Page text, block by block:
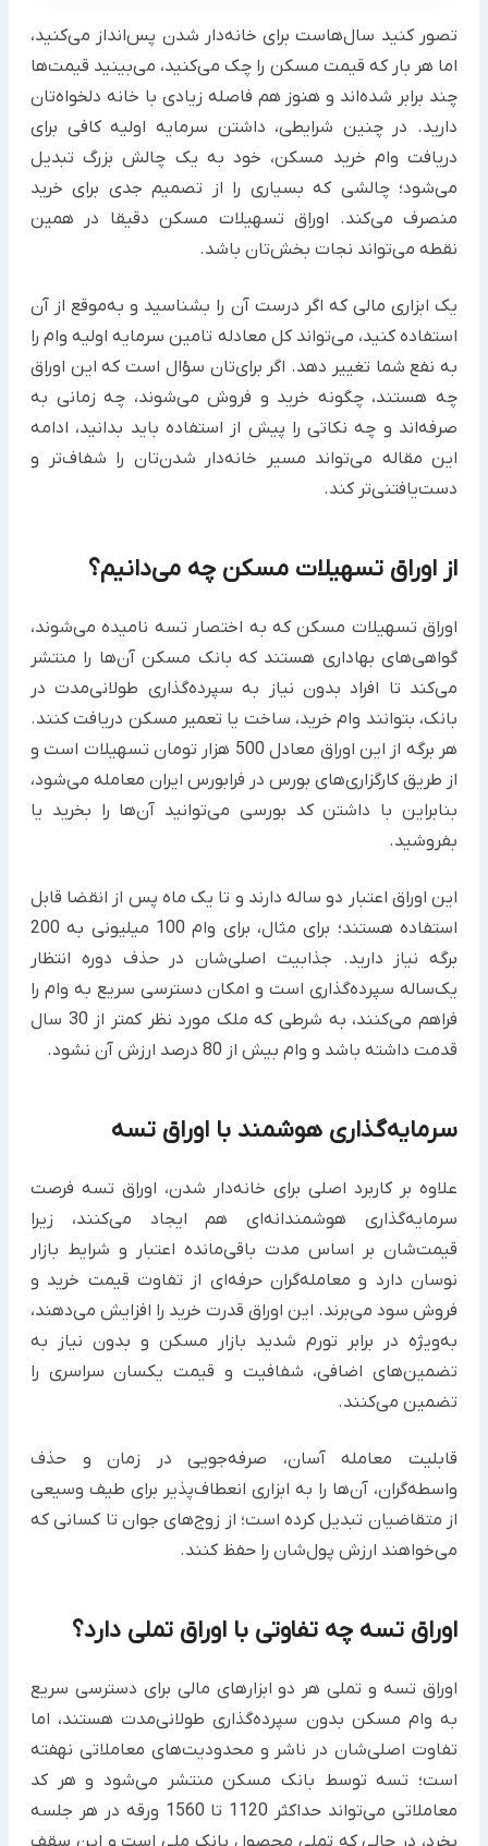
تصور کنید سال‌هاست برای خانه‌دار شدن پس‌انداز می‌کنید،
اما هر بار که قیمت مسکن را چک می‌کنید، می‌بینید قیمت‌ها
چند برابر شده‌اند و هنوز هم فاصله زیادی با خانه دلخواه‌تان
دارید. در چنین شرایطی، داشتن سرمایه اولیه کافی برای
دریافت وام خرید مسکن، خود به یک چالش بزرگ تبدیل
می‌شود؛ چالشی که بسیاری را از تصمیم جدی برای خرید
منصرف می‌کند. اوراق تسهیلات مسکن دقیقا در همین
نقطه می‌تواند نجات بخش‌تان باشد.
یک ابزاری مالی که اگر درست آن را بشناسید و به‌موقع از آن
استفاده کنید، می‌تواند کل معادله تامین سرمایه اولیه وام را
به نفع شما تغییر دهد. اگر برای‌تان سؤال است که این اوراق
چه هستند، چگونه خرید و فروش می‌شوند، چه زمانی به
صرفه‌اند و چه نکاتی را پیش از استفاده باید بدانید، ادامه
این مقاله می‌تواند مسیر خانه‌دار شدن‌تان را شفاف‌تر و
دست‌یافتنی‌تر کند.
از اوراق تسهیلات مسکن چه می‌دانیم؟
اوراق تسهیلات مسکن که به اختصار تسه نامیده می‌شوند،
گواهی‌های بهاداری هستند که بانک مسکن آن‌ها را منتشر
می‌کند تا افراد بدون نیاز به سپرده‌گذاری طولانی‌مدت در
بانک، بتوانند وام خرید، ساخت یا تعمیر مسکن دریافت کنند.
هر برگه از این اوراق معادل 500 هزار تومان تسهیلات است و
از طریق کارگزاری‌های بورس در فرابورس ایران معامله می‌شود،
بنابراین با داشتن کد بورسی می‌توانید آن‌ها را بخرید یا
بفروشید.
این اوراق اعتبار دو ساله دارند و تا یک ماه پس از انقضا قابل
استفاده هستند؛ برای مثال، برای وام 100 میلیونی به 200
برگه نیاز دارید. جذابیت اصلی‌شان در حذف دوره انتظار
یک‌ساله سپرده‌گذاری است و امکان دسترسی سریع به وام را
فراهم می‌کنند، به شرطی که ملک مورد نظر کمتر از 30 سال
قدمت داشته باشد و وام بیش از 80 درصد ارزش آن نشود.​
سرمایه‌گذاری هوشمند با اوراق تسه
علاوه بر کاربرد اصلی برای خانه‌دار شدن، اوراق تسه فرصت
سرمایه‌گذاری هوشمندانه‌ای هم ایجاد می‌کنند، زیرا
قیمت‌شان بر اساس مدت باقی‌مانده اعتبار و شرایط بازار
نوسان دارد و معامله‌گران حرفه‌ای از تفاوت قیمت خرید و
فروش سود می‌برند. این اوراق قدرت خرید را افزایش می‌دهند،
به‌ویژه در برابر تورم شدید بازار مسکن و بدون نیاز به
تضمین‌های اضافی، شفافیت و قیمت یکسان سراسری را
تضمین می‌کنند.
قابلیت معامله آسان، صرفه‌جویی در زمان و حذف
واسطه‌گران، آن‌ها را به ابزاری انعطاف‌پذیر برای طیف وسیعی
از متقاضیان تبدیل کرده است؛ از زوج‌های جوان تا کسانی که
می‌خواهند ارزش پول‌شان را حفظ کنند.
اوراق تسه چه تفاوتی با اوراق تملی دارد؟
اوراق تسه و تملی هر دو ابزارهای مالی برای دسترسی سریع
به وام مسکن بدون سپرده‌گذاری طولانی‌مدت هستند، اما
تفاوت اصلی‌شان در ناشر و محدودیت‌های معاملاتی نهفته
است؛ تسه توسط بانک مسکن منتشر می‌شود و هر کد
معاملاتی می‌تواند حداکثر 1120 تا 1560 ورقه در هر جلسه